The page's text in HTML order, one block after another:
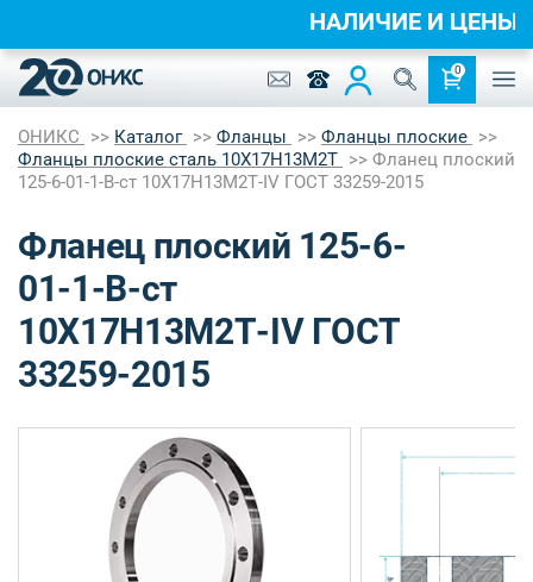
0
ОНИКС Каталог Фланцы
Фланцы плоские
Фланцы плоские сталь 10Х17Н13М2Т
Фланец плоский
125-6-01-1-B-ст 10Х17Н13М2Т-IV ГОСТ 33259-2015
Фланец плоский 125-6-
01-1-B-ст
10Х17Н13М2Т-IV ГОСТ
33259-2015
НАЛИЧИЕ И